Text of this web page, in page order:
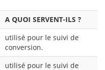
A QUOI SERVENT-ILS ?
utilisé pour le suivi de
conversion.
utilisé pour le suivi de